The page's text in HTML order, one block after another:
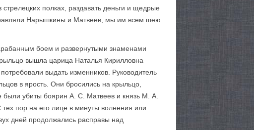
полках, раздавать деньги и щедрые
Нарышкины и Матвеев, мы им всем шею
боем и развернутыми знаменами
вышла царица Наталья Кирилловна
выдать изменников. Руководитель
в ярость. Они бросились на крыльцо,
были убиты боярин А. С. Матвеев и князь М. А.
пор на его лице в минуты волнения или
дней продолжались расправы над